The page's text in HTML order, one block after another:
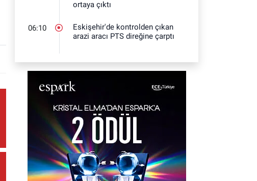
ortaya çıktı
06:10
Eskişehir'de kontrolden çıkan
arazi aracı PTS direğine çarptı